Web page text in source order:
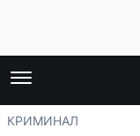
КРИМИНАЛ